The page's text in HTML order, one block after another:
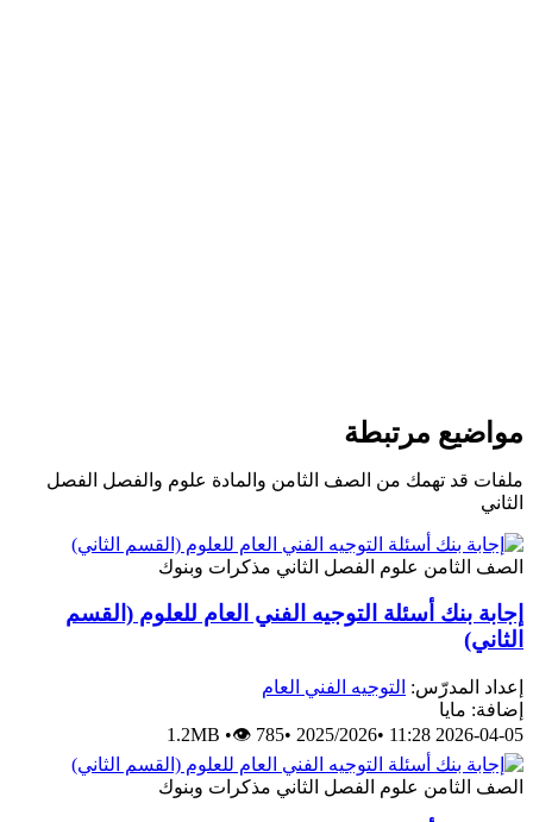
مواضيع مرتبطة
ملفات قد تهمك من الصف الثامن والمادة علوم والفصل الفصل
الثاني
الصف الثامن علوم الفصل الثاني مذكرات وبنوك
إجابة بنك أسئلة التوجيه الفني العام للعلوم (القسم
الثاني)
إعداد المدرّس: التوجيه الفني العام
إضافة: مايا
2026-04-05 11:28
•
2025/2026
•
1.2MB •👁 785
الصف الثامن علوم الفصل الثاني مذكرات وبنوك